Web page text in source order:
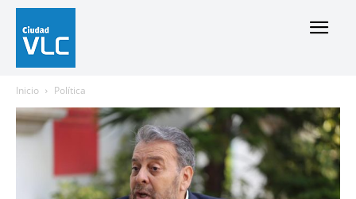
Inicio Política